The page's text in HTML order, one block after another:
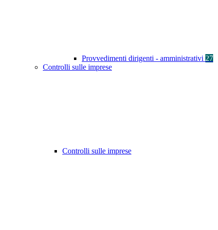
Provvedimenti dirigenti - amministrativi 27
Controlli sulle imprese
Controlli sulle imprese